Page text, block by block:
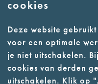
cookies
Deze website
voor een optimale
je niet uitschakelen.
cookies van derden
uitschakelen. Klik op
E:
- Parkeer in
- Alleen